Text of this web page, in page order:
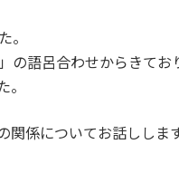
。
の語呂合わせからきて
係についてお話しします